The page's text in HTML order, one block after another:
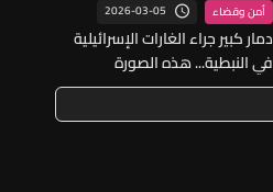
أمن وقضاء 2026-03-05
دمار كبير جراء الغارات الإسرائيلية
في النبطية... هذه الصورة